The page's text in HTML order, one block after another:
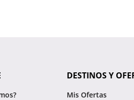
DESTINOS Y
Mis Ofertas